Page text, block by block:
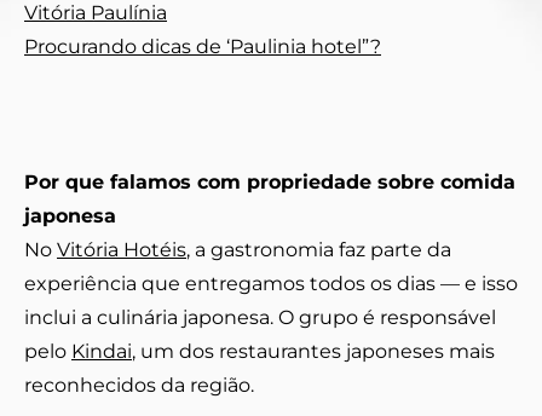
Vitória Paulínia
Procurando dicas de ‘Paulinia hotel”?
Por que falamos com propriedade sobre comida
japonesa
No Vitória Hotéis, a gastronomia faz parte da
experiência que entregamos todos os dias — e isso
inclui a culinária japonesa. O grupo é responsável
pelo Kindai, um dos restaurantes japoneses mais
reconhecidos da região.